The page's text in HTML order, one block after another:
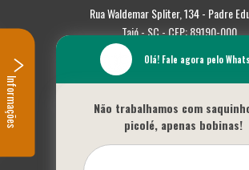
Rua Waldemar Spliter, 134 - Padre
Taió - SC - CEP: 89190-000
(47) 3562-0587
Empresa
Missão
Serviços
Olá! Fale agora pelo
Não trabalhamos com
picolé, apenas bobinas!
Informações